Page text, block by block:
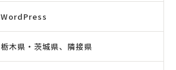
WordPress
栃木県・茨城県、隣接県